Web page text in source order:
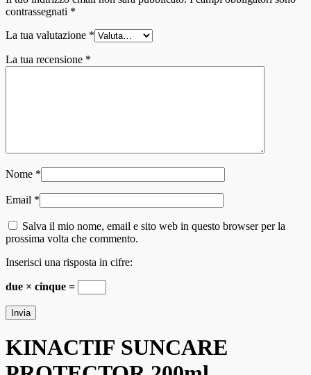
contrassegnati *
La tua valutazione *
La tua recensione *
Nome *
Email *
Salva il mio nome, email e sito web in questo browser per la
prossima volta che commento.
Inserisci una risposta in cifre:
due × cinque =
KINACTIF SUNCARE